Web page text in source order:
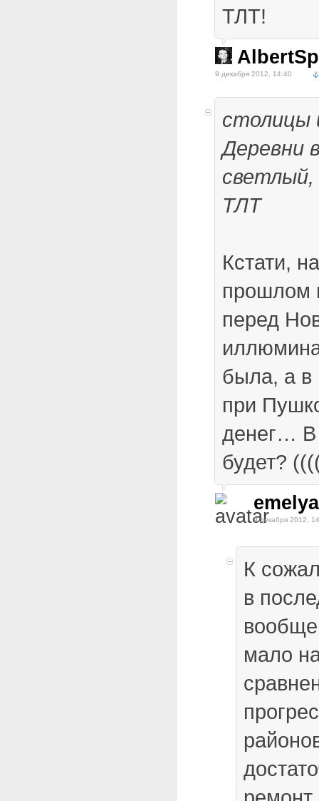
ТЛТ!
9 декабря 2012, 14:40
столицы
Деревни
светлый,
ТЛТ
Кстати,
прошлом
перед
была, а в
при
денег… В
будет?
emelya
9 декабря 2012,
К
в
вообще
мало